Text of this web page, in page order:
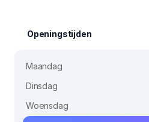
Openingstijden
Maandag
Dinsdag
Woensdag